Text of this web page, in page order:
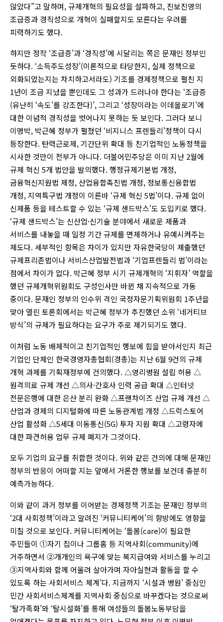
않았다”고 말하며, 규제개혁의 필요성을 설파하고, 진보진영의
조급증과 경직성으로 개혁이 실패할지도 모른다는 우려를
피력하기도 했다.
하지만 정작 ‘조급증’과 ‘경직성’에 시달리는 쪽은 문재인 정부인
듯하다. ‘소득주도성장’(이론적으로 타당한지, 실제 정책으로
외화되었는지는 차치하고서라도) 기조를 경제정책으로 펼친 지
1년이 조금 지났을 뿐인데도 그 성과가 드러나야 한다는 ‘조급증
(유난히 ‘속도’를 강조한다)’, 그리고 ‘성장이라는 이데올로기’에
대한 이념적 경직성을 벗어나지 못하는 듯 보인다. 그러다 보니
이명박, 박근혜 정부가 펼쳤던 ‘비지니스 프렌들리’정책이 다시
등장한다. 탄력근로제, 기간단위 확대 등 친기업적인 노동정책을
시사한 것만이 전부가 아니다. 더불어민주당은 이미 지난 2월에
규제 혁신 5개 법안을 발의했다. 행정규제기본법 개정,
금융혁신지원법 제정, 산업융합촉진법 개정, 정보통신융합법
개정, 지역특구법 개정이 이른바 ‘규제 혁신 5법’이다. 규제 없이
신제품 등을 테스트할 수 있는 ‘규제 샌드박스’도 도입키로 했다.
‘규제 샌드박스’는 신산업·신기술 분야에서 새로운 제품과
서비스를 내놓을 때 일정 기간 규제를 면제하거나 유예시켜주는
제도다. 세부적인 항목은 차이가 있지만 자유한국당이 제출했던
규제프리존법이나 서비스산업발전법과 ‘기업프렌들리 법’이라는
점에서 차이가 없다. 박근혜 정부 시기 규제개혁의 ‘지휘자’ 역할을
했던 규제개혁위원회도 구성인사만 바뀐 채 지속적으로 가동
중이다. 문재인 정부의 인수위 격인 국정자문기획위원회 1주년을
맞아 열린 토론회에서는 박근혜 정부가 추진했던 소위 ‘네거티브
방식’의 규제가 필요하다는 요구가 주로 제기되기도 했다.
이처럼 노동 배제적이고 친기업적인 행보에 힘을 받아서인지 최근
기업인 단체인 한국경영자총협회(경총)는 지난 6월 9건의 규제
개혁 과제를 기획재정부에 건의했다. △영리병원 설립 허용 △
원격의료 규제 개선 △의사·간호사 인력 공급 확대 △인터넷
전문은행에 대한 은산 분리 완화 △프랜차이즈 산업 규제 개선 △
산업과 경제의 디지털화에 따른 노동관계법 개정 △드럭스토어
산업 활성화 △5세대 이동통신(5G) 투자 지원 확대 △고령자에
대한 파견허용 업무 규제 폐지가 그것이다.
모두 기업의 요구를 취합한 것이다. 위와 같은 건의에 대해 문재인
정부의 반응이 어떠할 지는 앞에서 거론한 행보를 보건데 충분히
예측가능하다.
이와 같이 과거 정부를 이어받는 경제정책 기조는 문재인 정부의
‘2대 사회정책’이라고 알려진 ‘커뮤니티케어’의 향방에도 영향을
미칠 것으로 보인다. 커뮤니티케어는 ‘돌봄(care)이 필요한
주민들이 ①자기 집이나 그룹홈 등 지역사회(community)에
거주하면서 ②개개인의 욕구에 맞는 복지급여와 서비스를 누리고
③지역사회와 함께 어울려 살아가며 자아실현과 활동을 할 수
있도록 하는 사회서비스 체계’다. 지금까지 ‘시설과 병원’ 중심인
민간 사회서비스체계를 지역사회 중심으로 바꾸겠다는 것으로써
‘탈가족화’와 ‘탈시설화’를 통해 여성들의 돌봄노동부담을